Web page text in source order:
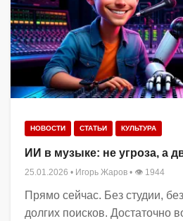
НОВОСТИ СТАТЬИ КУЛЬТУРА
ИИ в музыке: не угроза, а
25.01.2026 • Игорь Жаров • 👁 1944
Прямо сейчас. Без студии,
долгих поисков. Достаточно